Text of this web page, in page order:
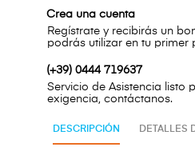
Crea una cuenta
Regístrate y recibirás un
podrás utilizar en tu primer
(+39) 0444 719637
Servicio de Asistencia listo
exigencia, contáctanos.
DESCRIPCIÓN DETALLES